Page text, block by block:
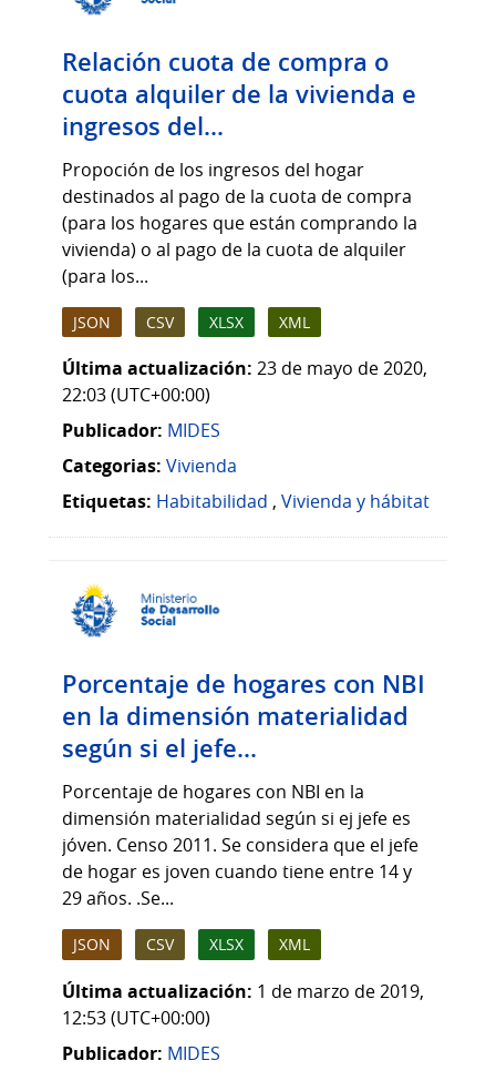
Relación cuota de compra o
cuota alquiler de la vivienda e
ingresos del...
Propoción de los ingresos del hogar
destinados al pago de la cuota de compra
(para los hogares que están comprando la
vivienda) o al pago de la cuota de alquiler
(para los...
JSON CSV XLSX XML
Última actualización: 23 de mayo de 2020,
22:03 (UTC+00:00)
Publicador: MIDES
Categorias: Vivienda
Etiquetas: Habitabilidad , Vivienda y hábitat
Porcentaje de hogares con NBI
en la dimensión materialidad
según si el jefe...
Porcentaje de hogares con NBI en la
dimensión materialidad según si ej jefe es
jóven. Censo 2011. Se considera que el jefe
de hogar es joven cuando tiene entre 14 y
29 años. .Se...
JSON CSV XLSX XML
Última actualización: 1 de marzo de 2019,
12:53 (UTC+00:00)
Publicador: MIDES